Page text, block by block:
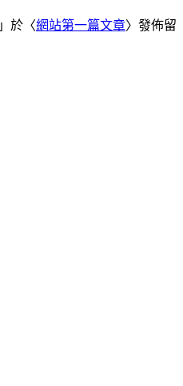
」於〈網站第一篇文章〉發佈留